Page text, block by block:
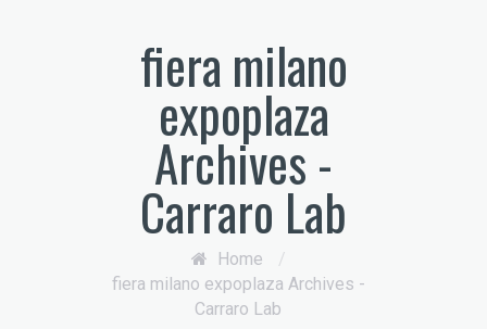
fiera milano
expoplaza
Archives -
Carraro Lab
Home
/
fiera milano expoplaza Archives -
Carraro Lab